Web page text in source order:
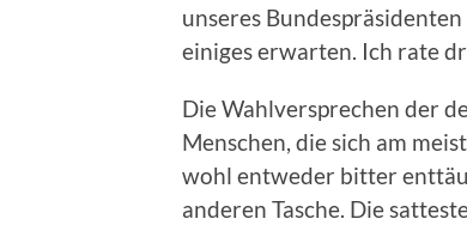
unseres
einiges erwarten. Ich rate
Die Wahlversprechen der
Menschen, die sich am
wohl entweder bitter
anderen Tasche. Die